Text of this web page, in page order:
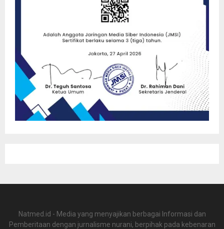
Natmed.id - Media yang menyajikan berbagai Informasi dan
Pemberitaan dengan jurnalisme nurani, berpihak pada kebenaran